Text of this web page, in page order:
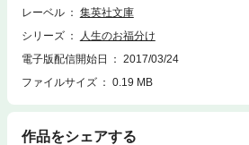
レーベル
集英社文庫
シリーズ
人生のお福分け
電子版配信開始日
2017/03/24
ファイルサイズ
0.19 MB
作品をシェアする